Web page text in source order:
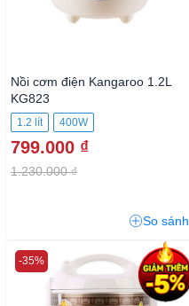
Nồi cơm điện Kangaroo 1.2L
KG823
1.2 lít 400W
799.000 ₫
1.230.000 ₫
So sánh
-35%